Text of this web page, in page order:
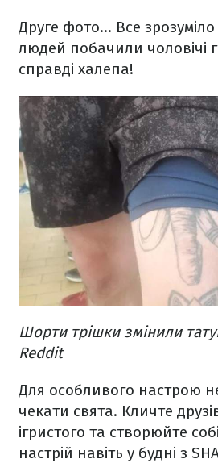
Друге фото… Все зрозуміло
людей побачили чоловічі
справді халепа!
Шорти трішки змінили
Reddit
Для особливого настрою
чекати свята. Кличте
ігристого та створюйте
настрій навіть у будні з